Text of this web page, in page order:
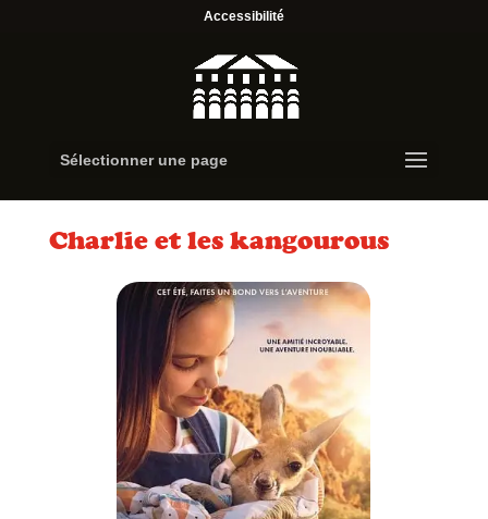
Accessibilité
Sélectionner une page
Charlie et les kangourous